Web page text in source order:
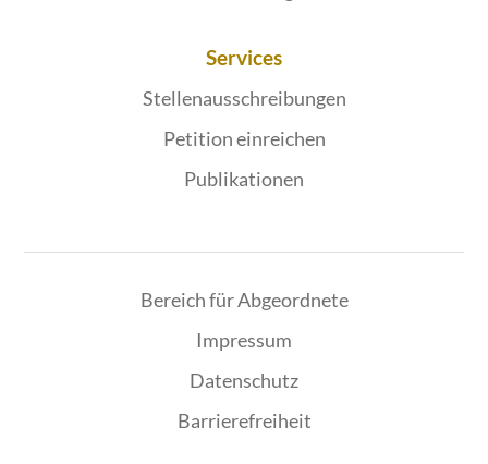
Services
Stellenausschreibungen
Petition einreichen
Publikationen
Bereich für Abgeordnete
Impressum
Datenschutz
Barrierefreiheit